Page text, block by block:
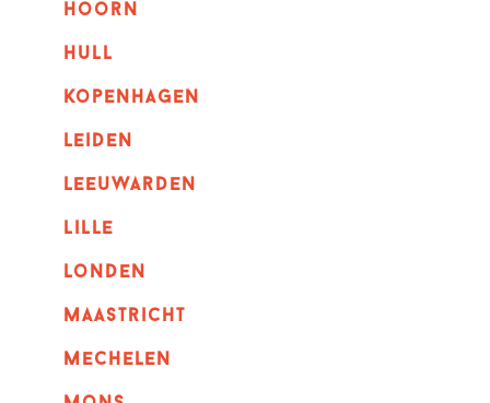
hoorn
hull
kopenhagen
leiden
leeuwarden
lille
londen
maastricht
mechelen